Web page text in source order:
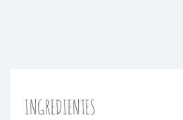
INGREDIENTES